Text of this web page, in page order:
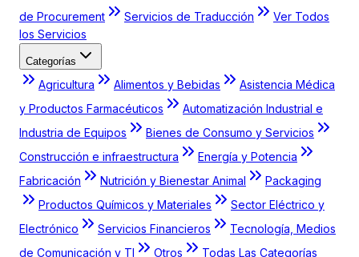
de Procurement
Servicios de Traducción
Ver Todos
los Servicios
Categorías
Agricultura Alimentos y Bebidas
Asistencia Médica
y Productos Farmacéuticos
Automatización Industrial e
Industria de Equipos
Bienes de Consumo y Servicios
Construcción e infraestructura
Energía y Potencia
Fabricación
Nutrición y Bienestar Animal
Packaging
Productos Químicos y Materiales
Sector Eléctrico y
Electrónico
Servicios Financieros
Tecnología, Medios
de Comunicación y TI
Otros
Todas Las Categorías